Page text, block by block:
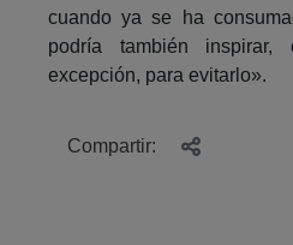
cuando ya se ha
podría también
excepción, para evitarlo».
Compartir: